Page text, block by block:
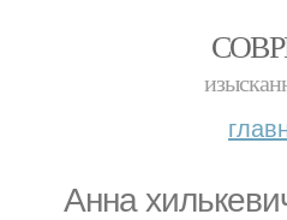
Анна